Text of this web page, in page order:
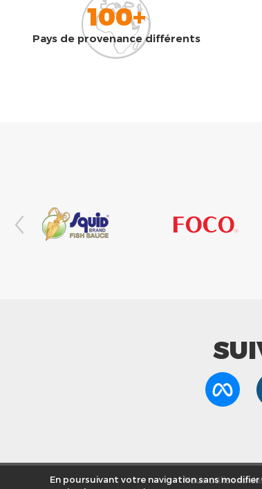
100+
Pays de provenance différents
En poursuivant votre navigation sans
Nous utilisons